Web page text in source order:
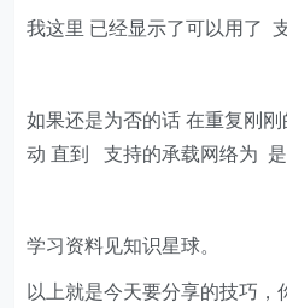
我这里 已经显示了可以用了
如果还是为否的话 在重复刚
动 直到 支持的承载网络为 是
学习资料见知识星球。
以上就是今天要分享的技巧，